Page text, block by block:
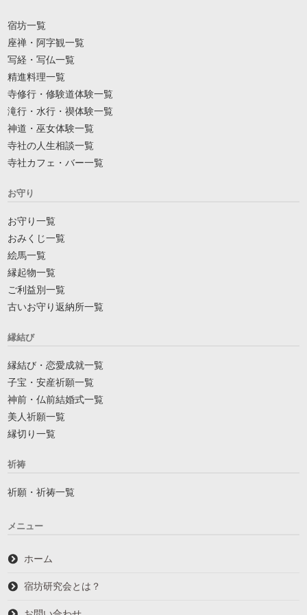
宿坊一覧
座禅・阿字観一覧
写経・写仏一覧
精進料理一覧
寺修行・修験道体験一覧
滝行・水行・禊体験一覧
神道・巫女体験一覧
寺社の人生相談一覧
寺社カフェ・バー一覧
お守り
お守り一覧
おみくじ一覧
絵馬一覧
縁起物一覧
ご利益別一覧
古いお守り返納所一覧
縁結び
縁結び・恋愛成就一覧
子宝・安産祈願一覧
神前・仏前結婚式一覧
美人祈願一覧
縁切り一覧
祈祷
祈願・祈祷一覧
メニュー
ホーム
宿坊研究会とは？